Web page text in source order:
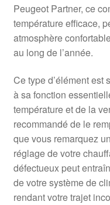
Peugeot Partner, ce
température efficace,
atmosphère
au long de l’année.
Ce type d’élément est
à sa fonction
température et de la
recommandé de le
que vous remarquez
réglage de votre
défectueux peut
de votre système de
rendant votre trajet